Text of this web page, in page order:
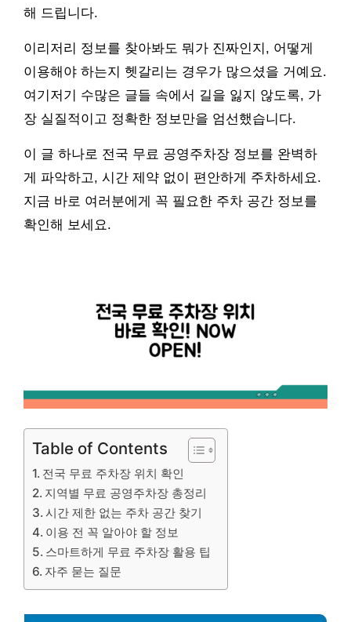
해 드립니다.
이리저리 정보를 찾아봐도 뭐가 진짜인지, 어떻게
이용해야 하는지 헷갈리는 경우가 많으셨을 거예요.
여기저기 수많은 글들 속에서 길을 잃지 않도록, 가
장 실질적이고 정확한 정보만을 엄선했습니다.
이 글 하나로 전국 무료 공영주차장 정보를 완벽하
게 파악하고, 시간 제약 없이 편안하게 주차하세요.
지금 바로 여러분에게 꼭 필요한 주차 공간 정보를
확인해 보세요.
Table of Contents
전국 무료 주차장 위치 확인
지역별 무료 공영주차장 총정리
시간 제한 없는 주차 공간 찾기
이용 전 꼭 알아야 할 정보
스마트하게 무료 주차장 활용 팁
자주 묻는 질문